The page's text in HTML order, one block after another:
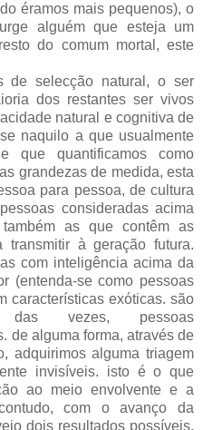
éramos mais pequenos), o
alguém que esteja um
do comum mortal, este
de selecção natural, o ser
dos restantes ser vivos
natural e cognitiva de
naquilo a que usualmente
que quantificamos como
grandezas de medida, esta
para pessoa, de cultura
consideradas acima
as que contêm as
transmitir à geração futura.
com inteligência acima da
(entenda-se como pessoas
características exóticas. são
vezes, pessoas
de alguma forma, através de
adquirimos alguma triagem
invisíveis. isto é o que
ao meio envolvente e a
com o avanço da
dois resultados possíveis.